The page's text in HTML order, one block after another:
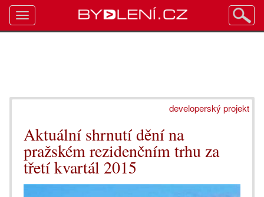
developerský projekt
Aktuální shrnutí dění na
pražském rezidenčním trhu za
třetí kvartál 2015
Toggle
navigation